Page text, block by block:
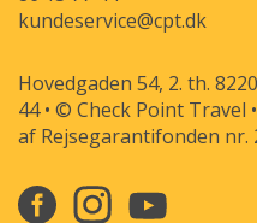
kundeservice@cpt.dk
Hovedgaden 54, 2. th.
44 • © Check Point Travel
af Rejsegarantifonden nr.